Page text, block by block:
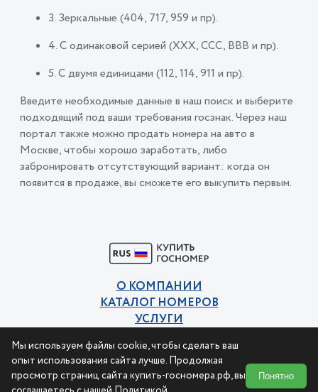
3. Зеркальные (404, 717, 959 и пр).
4. С одинаковой серией (ХХХ, ССС, ВВВ и пр).
5. С двумя единицами (112, 114, 911 и пр).
Введите необходимые данные в наш поиск и выберите
подходящий под ваши требования госзнак. Через наш
портал также можно продать номера на авто в
Москве, чтобы хорошо заработать, либо
забронировать отсутствующий вариант: когда он
появится в продаже, вы сможете его выкупить первым.
Мы используем файлы cookie, чтобы сделать ваш
опыт использования сайта лучше. Продолжая
просмотр страниц сайта купить-госномера.рф, вы
Понятно
О КОМПАНИИ
КАТАЛОГ НОМЕРОВ
УСЛУГИ
Политика конфиденциальности
Пользовательское соглашение